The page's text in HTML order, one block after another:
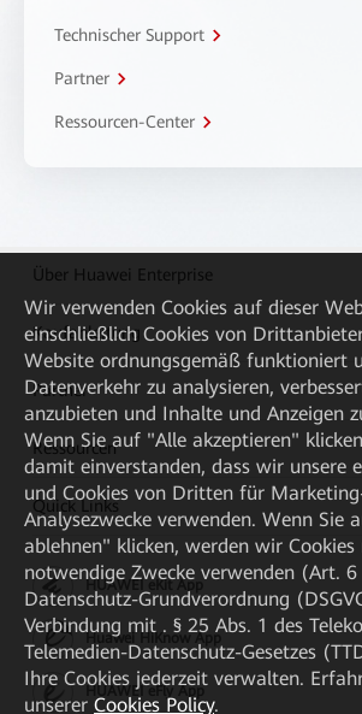
Technischer Support
Partner
Ressourcen-Center
Über Huawei Enterprise
Kaufanleitung
Partner
Ressourcen
Quick Links
HUAWEI eKit App
Huawei HiKnow App
HUAWEI eFly App
Wir verwenden Cookies auf dieser
einschließlich Cookies von
Website ordnungsgemäß funktioniert
Datenverkehr zu analysieren,
anzubieten und Inhalte und Anzeigen
Wenn Sie auf "Alle akzeptieren"
damit einverstanden, dass wir unsere
und Cookies von Dritten für
Analysezwecke verwenden. Wenn Sie
ablehnen" klicken, werden wir
notwendige Zwecke verwenden (Art.
Datenschutz-Grundverordnung
Verbindung mit . § 25 Abs. 1 des
Telemedien-Datenschutz-Gesetzes
Ihre Cookies jederzeit verwalten.
unserer Cookies Policy.